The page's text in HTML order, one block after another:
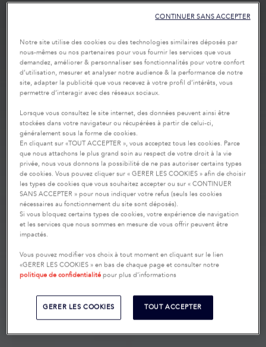
Notre site utilise des cookies ou des technologies similaires déposés par
nous-mêmes ou nos partenaires pour vous fournir les services que vous
demandez, améliorer & personnaliser ses fonctionnalités pour votre confort
d’utilisation, mesurer et analyser notre audience & la performance de notre
site, adapter la publicité que vous recevez à votre profil d’intérêts, vous
permettre d’interagir avec des réseaux sociaux.
Lorsque vous consultez le site internet, des données peuvent ainsi être
stockées dans votre navigateur ou récupérées à partir de celui-ci,
généralement sous la forme de cookies.
En cliquant sur «TOUT ACCEPTER », vous acceptez tous les cookies. Parce
que nous attachons le plus grand soin au respect de votre droit à la vie
privée, nous vous donnons la possibilité de ne pas autoriser certains types
de cookies. Vous pouvez cliquer sur « GERER LES COOKIES » afin de choisir
les types de cookies que vous souhaitez accepter ou sur « CONTINUER
SANS ACCEPTER » pour nous indiquer votre refus (seuls les cookies
nécessaires au fonctionnement du site sont déposés).
Si vous bloquez certains types de cookies, votre expérience de navigation
et les services que nous sommes en mesure de vous offrir peuvent être
impactés.
Vous pouvez modifier vos choix à tout moment en cliquant sur le lien
«GERER LES COOKIES » en bas de chaque page et consulter notre
politique de confidentialité pour plus d’informations
GERER LES COOKIES TOUT ACCEPTER
CONTINUER SANS ACCEPTER